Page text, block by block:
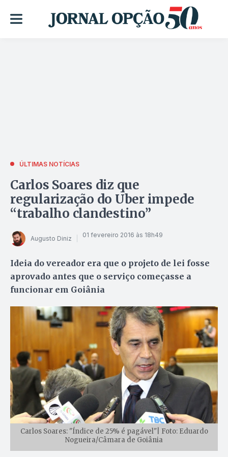
ÚLTIMAS NOTÍCIAS
Carlos Soares diz que
regularização do Uber impede
“trabalho clandestino”
Augusto Diniz 01 fevereiro 2016 às 18h49
Ideia do vereador era que o projeto de lei fosse
aprovado antes que o serviço começasse a
funcionar em Goiânia
Carlos Soares: "Índice de 25% é pagável"| Foto: Eduardo
Nogueira/Câmara de Goiânia